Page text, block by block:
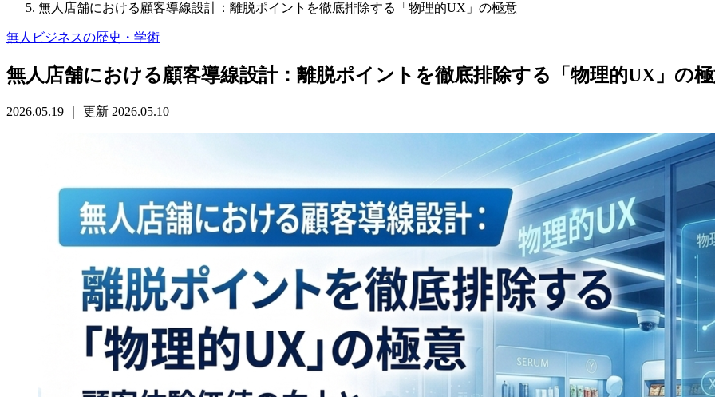
無人店舗における顧客導線設計：離脱ポイントを徹底排除する「物理的UX」の極意
無人ビジネスの歴史・学術
無人店舗における顧客導線設計：離脱ポイントを徹底排除する「物理的UX」の
2026.05.19 更新 2026.05.10